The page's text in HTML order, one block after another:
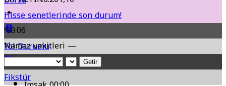
Hisse senetlerinde son durum!
Yol Durumu
Fikstür
%0.06
Namaz vakitleri —
Getir